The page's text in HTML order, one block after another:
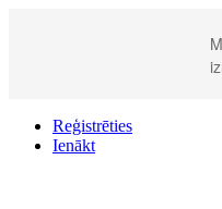
Reģistrēties
Ienākt